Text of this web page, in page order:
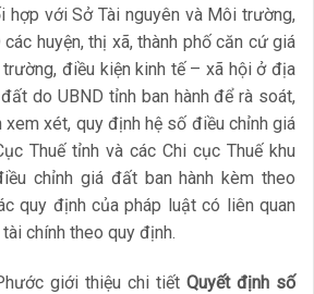
hợp với Sở Tài nguyên và Môi trường,
các huyện, thị xã, thành phố căn cứ giá
điều kiện kinh tế – xã hội ở địa
do UBND tỉnh ban hành để rà soát,
xem xét, quy định hệ số điều chỉnh giá
Thuế tỉnh và các Chi cục Thuế khu
chỉnh giá đất ban hành kèm theo
quy định của pháp luật có liên quan
chính theo quy định.
giới thiệu chi tiết Quyết định số